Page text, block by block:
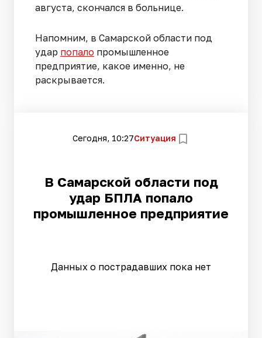
августа, скончался в больнице.
Напомним, в Самарской области под
удар попало промышленное
предприятие, какое именно, не
раскрывается.
Сегодня, 10:27Ситуация
В Самарской области под
удар БПЛА попало
промышленное предприятие
Данных о пострадавших пока нет